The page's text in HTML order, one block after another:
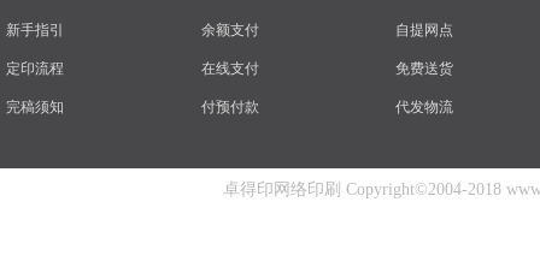
新手指引
定印流程
完稿须知
余额支付
在线支付
付预付款
自提网点
免费送货
代发物流
卓得印网络印刷 Copyright©2004-2018